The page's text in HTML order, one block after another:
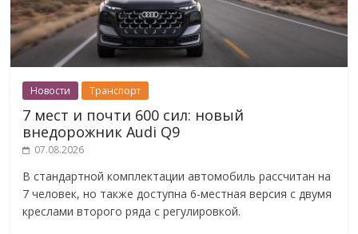
Новости Транспорт
7 мест и почти 600 сил: новый
внедорожник Audi Q9
07.08.2026
В стандартной комплектации автомобиль рассчитан на
7 человек, но также доступна 6-местная версия с двумя
креслами второго ряда с регулировкой.